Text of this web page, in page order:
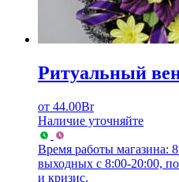
Ритуальный
от 44.00Br
Наличие уточняйте
Время работы магазина:
выходных с 8:00-20:00,
и кризис.